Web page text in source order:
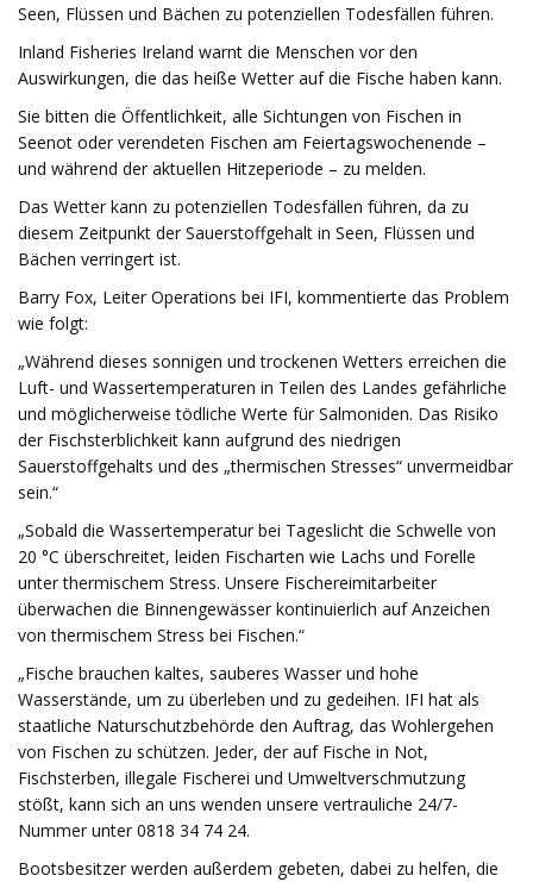
Seen, Flüssen und Bächen zu potenziellen Todesfällen führen.
Inland Fisheries Ireland warnt die Menschen vor den
Auswirkungen, die das heiße Wetter auf die Fische haben kann.
Sie bitten die Öffentlichkeit, alle Sichtungen von Fischen in
Seenot oder verendeten Fischen am Feiertagswochenende –
und während der aktuellen Hitzeperiode – zu melden.
Das Wetter kann zu potenziellen Todesfällen führen, da zu
diesem Zeitpunkt der Sauerstoffgehalt in Seen, Flüssen und
Bächen verringert ist.
Barry Fox, Leiter Operations bei IFI, kommentierte das Problem
wie folgt:
„Während dieses sonnigen und trockenen Wetters erreichen die
Luft- und Wassertemperaturen in Teilen des Landes gefährliche
und möglicherweise tödliche Werte für Salmoniden. Das Risiko
der Fischsterblichkeit kann aufgrund des niedrigen
Sauerstoffgehalts und des „thermischen Stresses“ unvermeidbar
sein.“
„Sobald die Wassertemperatur bei Tageslicht die Schwelle von
20 °C überschreitet, leiden Fischarten wie Lachs und Forelle
unter thermischem Stress. Unsere Fischereimitarbeiter
überwachen die Binnengewässer kontinuierlich auf Anzeichen
von thermischem Stress bei Fischen.“
„Fische brauchen kaltes, sauberes Wasser und hohe
Wasserstände, um zu überleben und zu gedeihen. IFI hat als
staatliche Naturschutzbehörde den Auftrag, das Wohlergehen
von Fischen zu schützen. Jeder, der auf Fische in Not,
Fischsterben, illegale Fischerei und Umweltverschmutzung
stößt, kann sich an uns wenden unsere vertrauliche 24/7-
Nummer unter 0818 34 74 24.
Bootsbesitzer werden außerdem gebeten, dabei zu helfen, die